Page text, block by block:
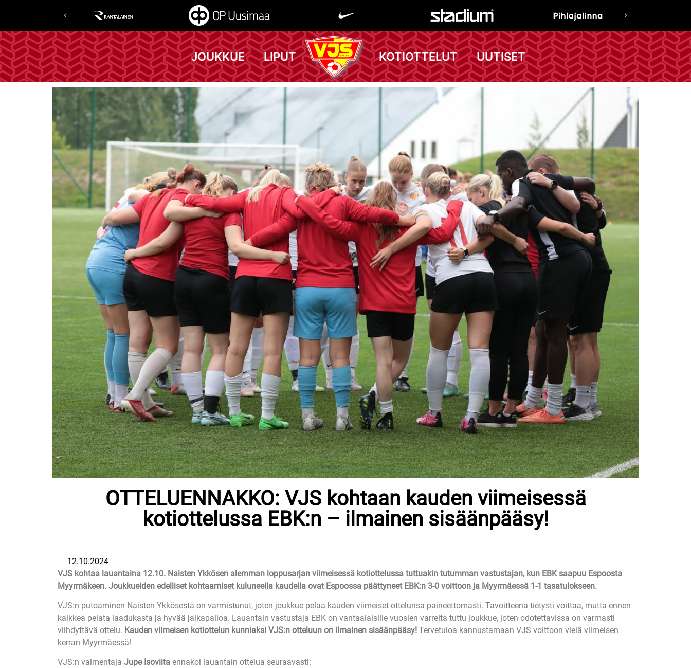
JOUKKUE LIPUT KOTIOTTELUT UUTISET
OTTELUENNAKKO: VJS kohtaan kauden viimeisessä
kotiottelussa EBK:n – ilmainen sisäänpääsy!
12.10.2024
VJS kohtaa lauantaina 12.10. Naisten Ykkösen alemman loppusarjan viimeisessä kotiottelussa tuttuakin tutumman vastustajan, kun EBK saapuu Espoosta
Myyrmäkeen. Joukkueiden edelliset kohtaamiset kuluneella kaudella ovat Espoossa päättyneet EBK:n 3-0 voittoon ja Myyrmäessä 1-1 tasatulokseen.
VJS:n putoaminen Naisten Ykkösestä on varmistunut, joten joukkue pelaa kauden viimeiset ottelunsa paineettomasti. Tavoitteena tietysti voittaa, mutta ennen
kaikkea pelata laadukasta ja hyvää jalkapalloa. Lauantain vastustaja EBK on vantaalaisille vuosien varrelta tuttu joukkue, joten odotettavissa on varmasti
viihdyttävä ottelu. Kauden viimeisen kotiottelun kunniaksi VJS:n otteluun on ilmainen sisäänpääsy! Tervetuloa kannustamaan VJS voittoon vielä viimeisen
kerran Myyrmäessä!
VJS:n valmentaja Jupe Isoviita ennakoi lauantain ottelua seuraavasti: